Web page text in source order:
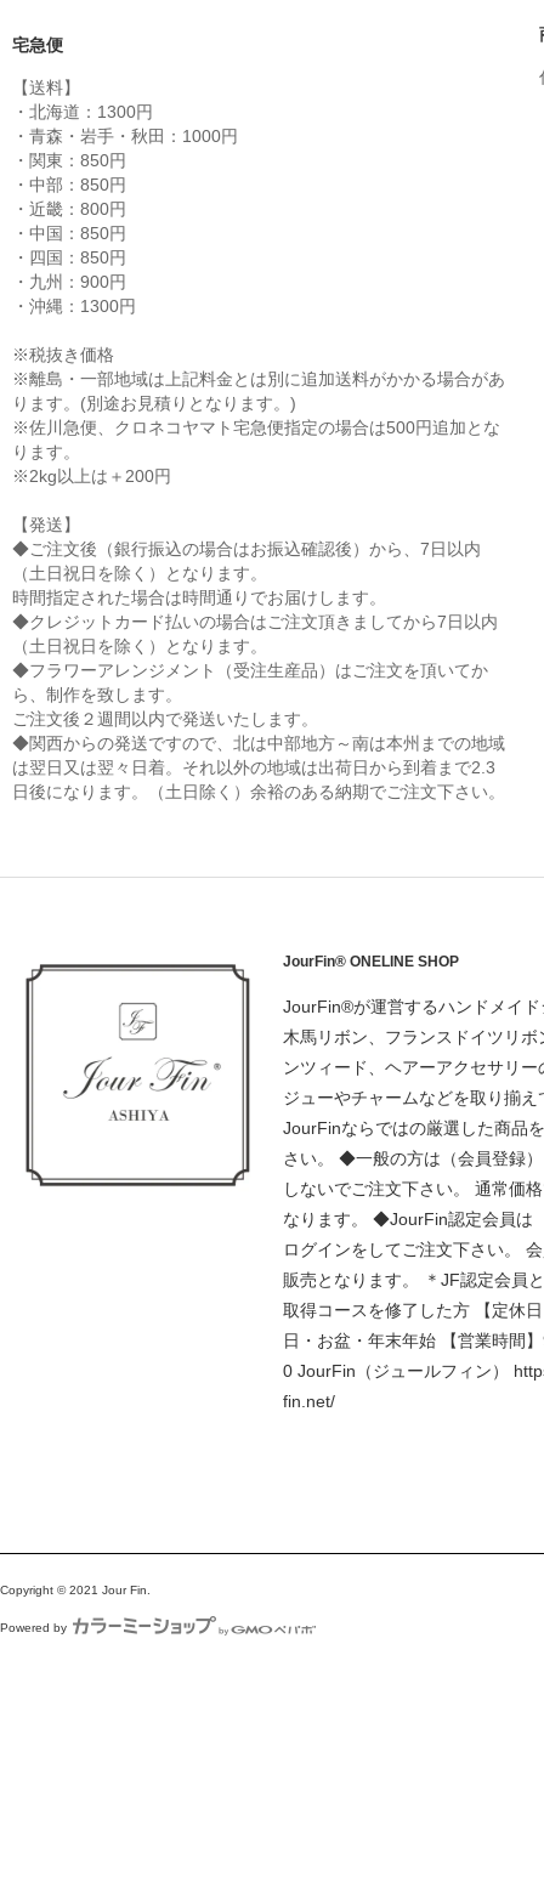
宅急便
【送料】
・北海道：1300円
・青森・岩手・秋田：1000円
・関東：850円
・中部：850円
・近畿：800円
・中国：850円
・四国：850円
・九州：900円
・沖縄：1300円
※税抜き価格
※離島・一部地域は上記料金とは別に追加送料がかかる場合があ
ります。(別途お見積りとなります。)
※佐川急便、クロネコヤマト宅急便指定の場合は500円追加とな
ります。
※2kg以上は＋200円
【発送】
◆ご注文後（銀行振込の場合はお振込確認後）から、7日以内
（土日祝日を除く）となります。
時間指定された場合は時間通りでお届けします。
◆クレジットカード払いの場合はご注文頂きましてから7日以内
（土日祝日を除く）となります。
◆フラワーアレンジメント（受注生産品）はご注文を頂いてか
ら、制作を致します。
ご注文後２週間以内で発送いたします。
◆関西からの発送ですので、北は中部地方～南は本州までの地域
は翌日又は翌々日着。それ以外の地域は出荷日から到着まで2.3
日後になります。（土日除く）余裕のある納期でご注文下さい。
JourFin® ONELINE SHOP
JourFin®が運営するハンドメイ
木馬リボン、フランスドイツリボ
ンツィード、ヘアーアクセサリー
ジューやチャームなどを取り揃え
JourFinならではの厳選した商品
さい。 ◆一般の方は（会員登録
しないでご注文下さい。 通常価
なります。 ◆JourFin認定会員は
ログインをしてご注文下さい。
販売となります。 ＊JF認定会員
取得コースを修了した方 【定休
日・お盆・年末年始 【営業時間
0 JourFin（ジュールフィン）
fin.net/
Copyright © 2021 Jour Fin.
Powered by